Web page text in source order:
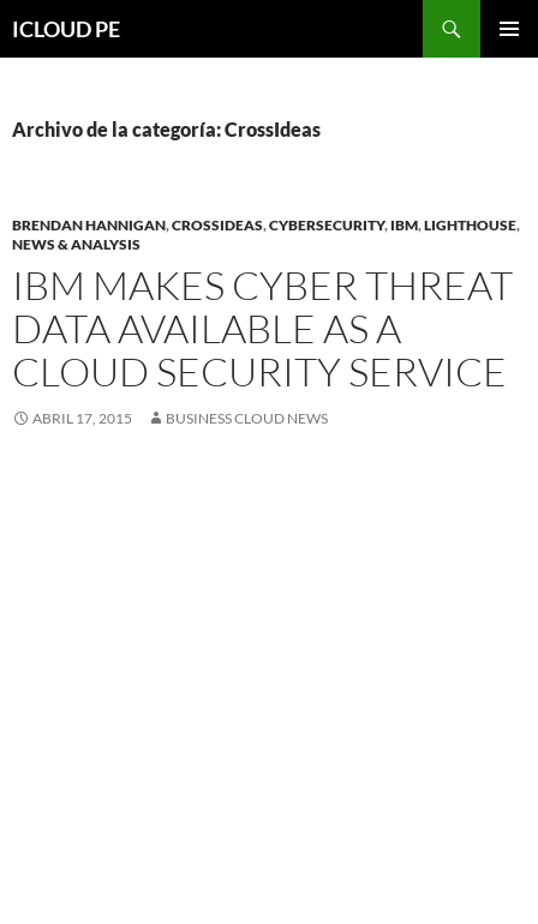
hacia
ICLOUD PE
Archivo de la categoría: CrossIdeas
BRENDAN HANNIGAN,CROSSIDEAS,CYBERSECURITY, IBM,LIGHTHOUSE,
NEWS & ANALYSIS
IBM MAKES CYBER THREAT
DATA AVAILABLE AS A
CLOUD SECURITY SERVICE
ABRIL 17, 2015 BUSINESS CLOUD NEWS